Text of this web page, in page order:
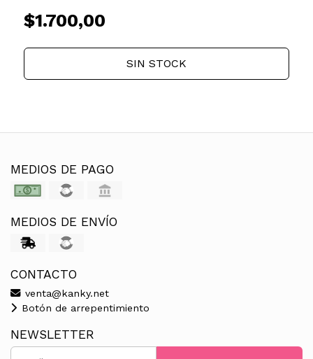
$1.700,00
SIN STOCK
MEDIOS DE PAGO
MEDIOS DE ENVÍO
CONTACTO
venta@kanky.net
Botón de arrepentimiento
NEWSLETTER